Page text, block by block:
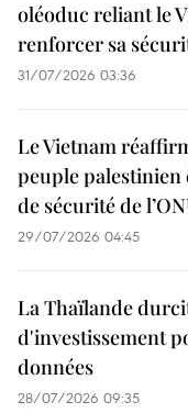
oléoduc reliant le
renforcer sa
31/07/2026 03:36
Le Vietnam
peuple palestinien
de sécurité de
29/07/2026 04:45
La Thaïlande
d'investissement
données
28/07/2026 09:35